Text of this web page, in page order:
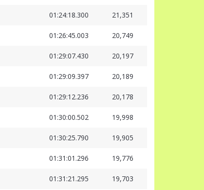
01:24:18.300 21,351
01:26:45.003 20,749
01:29:07.430 20,197
01:29:09.397 20,189
01:29:12.236 20,178
01:30:00.502 19,998
01:30:25.790 19,905
01:31:01.296 19,776
01:31:21.295 19,703